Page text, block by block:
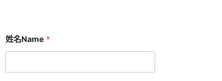
姓名Name *